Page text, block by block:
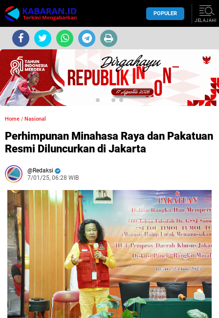
POPULER
JELAJAHI
Home / Nasional
Perhimpunan Minahasa Raya dan Pakatuan
Resmi Diluncurkan di Jakarta
Redaksi
7/01/25, 06:28 WIB